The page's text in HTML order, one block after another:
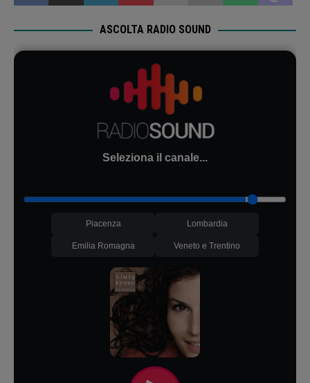
ASCOLTA RADIO SOUND
Seleziona il canale...
Piacenza Lombardia
Emilia Romagna Veneto e Trentino